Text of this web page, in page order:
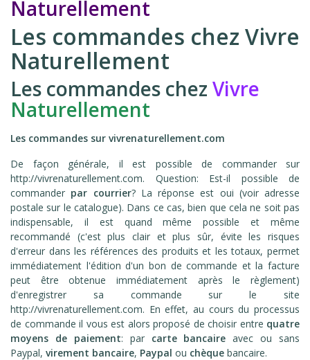
Naturellement
Les commandes chez Vivre
Naturellement
Les commandes chez Vivre
Naturellement
Les commandes sur vivrenaturellement.com
De façon générale, il est possible de commander sur
http://vivrenaturellement.com. Question: Est-il possible de
commander par courrier? La réponse est oui (voir adresse
postale sur le catalogue). Dans ce cas, bien que cela ne soit pas
indispensable, il est quand même possible et même
recommandé (c'est plus clair et plus sûr, évite les risques
d'erreur dans les références des produits et les totaux, permet
immédiatement l'édition d'un bon de commande et la facture
peut être obtenue immédiatement après le règlement)
d'enregistrer sa commande sur le site
http://vivrenaturellement.com. En effet, au cours du processus
de commande il vous est alors proposé de choisir entre quatre
moyens de paiement: par carte bancaire avec ou sans
Paypal, virement bancaire, Paypal ou chèque bancaire.